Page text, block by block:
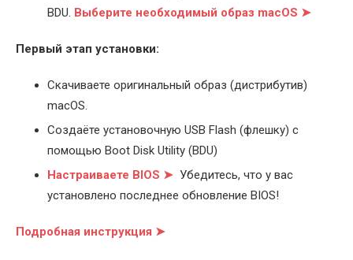
BDU. Выберите необходимый образ macOS ➤
Первый этап установки:
Скачиваете оригинальный образ (дистрибутив)
macOS.
Создаёте установочную USB Flash (флешку) с
помощью Boot Disk Utility (BDU)
Настраиваете BIOS ➤ Убедитесь, что у вас
установлено последнее обновление BIOS!
Подробная инструкция ➤